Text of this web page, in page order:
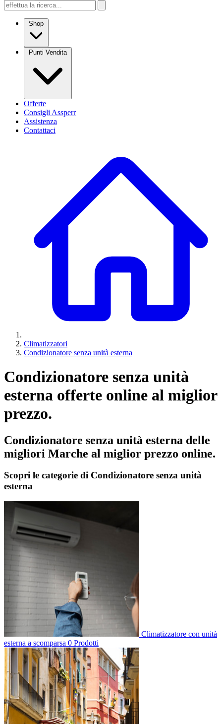
Shop
Punti Vendita
Offerte
Consigli Assperr
Assistenza
Contattaci
Climatizzatori
Condizionatore senza unità esterna
Condizionatore senza unità
esterna offerte online al miglior
prezzo.
Condizionatore senza unità esterna delle
migliori Marche al miglior prezzo online.
Scopri le categorie di Condizionatore senza unità
esterna
Climatizzatore con unità
esterna a scomparsa 0 Prodotti